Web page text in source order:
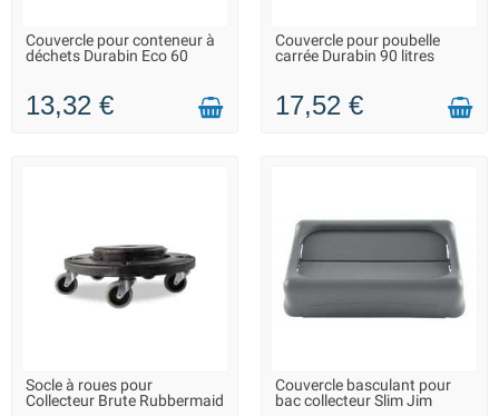
LIVRAISON 2 À 3 JOURS
Couvercle pour conteneur à
déchets Durabin Eco 60
13,32 €
SUR COMMANDE - LIVRAISON
SOUS 10 JOURS
Couvercle pour poubelle
carrée Durabin 90 litres
17,52 €
EN STOCK DANS 7 JOURS -
VOUS POUVEZ COMMANDER
Socle à roues pour
Collecteur Brute Rubbermaid
LIVRAISON 2 À 3 JOURS
Couvercle basculant pour
bac collecteur Slim Jim